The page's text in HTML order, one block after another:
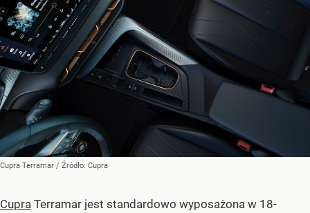
Cupra Terramar / Źródło: Cupra
Cupra Terramar jest standardowo wyposażona w 18-